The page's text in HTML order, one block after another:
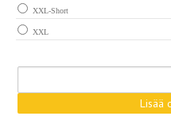
XXL-Short
XXL